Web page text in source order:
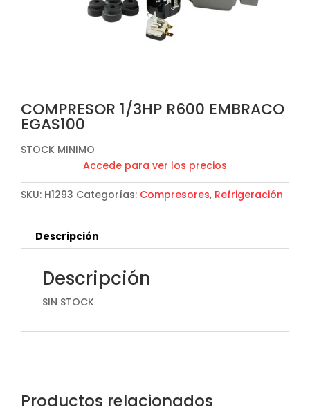
COMPRESOR 1/3HP R600 EMBRACO
EGAS100
STOCK MINIMO
Accede para ver los precios
SKU: H1293 Categorías: Compresores, Refrigeración
Descripción
Descripción
SIN STOCK
Productos relacionados